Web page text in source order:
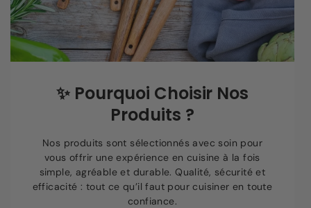
✨ Pourquoi Choisir Nos
Produits ?
Nos produits sont sélectionnés avec soin pour
vous offrir une expérience en cuisine à la fois
simple, agréable et durable. Qualité, sécurité et
efficacité : tout ce qu’il faut pour cuisiner en toute
confiance.